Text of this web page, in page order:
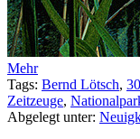
Mehr
Tags: Bernd Lötsch,
Zeitzeuge,
Abgelegt unter: